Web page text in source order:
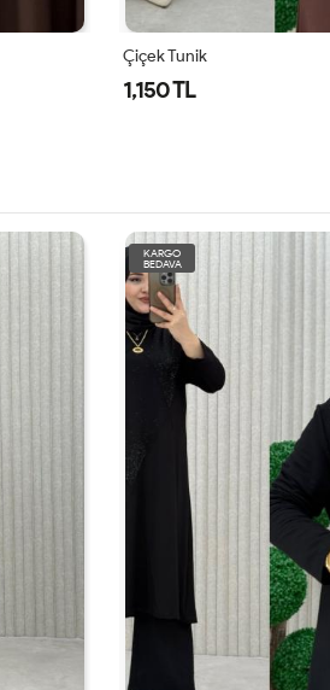
Çiçek Tunik
1,150 TL
KARGO
BEDAVA